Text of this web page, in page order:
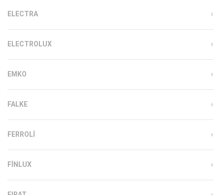
ELECTRA
ELECTROLUX
EMKO
FALKE
FERROLI
FINLUX